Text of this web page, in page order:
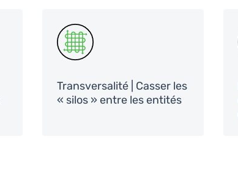
SVG
Transversalité | Casser les
« silos » entre les entités